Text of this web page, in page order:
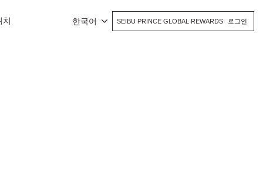
치 한국어 SEIBU PRINCE GLOBAL REWARDS 로그인